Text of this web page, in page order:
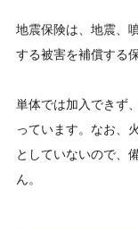
地震保険は、地震、
する被害を補償する
単体では加入できず
っています。なお、
としていないので、
ん。